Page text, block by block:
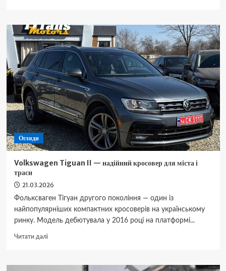
означає
помилка
C0035
датчик
швидкості
колеса
Огляди
Volkswagen Tiguan II — надійний кросовер для міста і
траси
21.03.2026
Фольксваген Тігуан другого покоління — один із
найпопулярніших компактних кросоверів на українському
ринку. Модель дебютувала у 2016 році на платформі...
Читати даліДокладніше
Tiguan